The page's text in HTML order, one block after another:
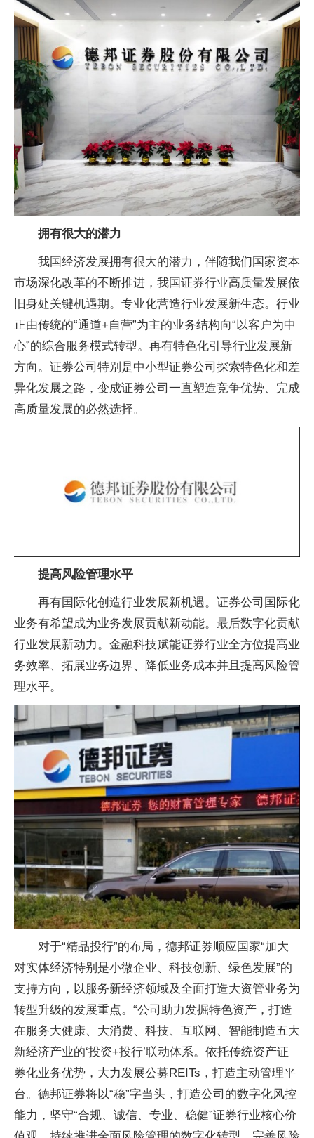
拥有很大的潜力
我国经济发展拥有很大的潜力，伴随我们 国家资本
市场深化改革的不断推进，我国证券行业高质量发展依
旧身处关键机遇期。专业化营造行业发展新生态。行业
正由传统的“通道+自营”为主的业务结构向“以客户为中
心”的综合服务模式转型。再有特色化引导行业发展新
方向。证券公司特别是中小型证券公司探索特色化和差
异化发展之路，变成证券公司一直塑造竞争优势、完成
高质量发展的必然选择。
提高风险管理水平
再有国际化创造行业发展新机遇。证券公司国际化
业务有希望成为业务发展贡献新动能。最后数字化贡献
行业发展新动力。 金融科技赋能证券行业全方位提高业
务效率、拓展业务边界、降低业务成本并且提高风险管
理水平。
对于“精品投行”的布局，德邦证券顺应国家“加大
对实体经济特别是小微企业、科技创新、绿色发展”的
支持方向，以服务新经济领域及全面打造大资管业务为
转型升级的发展重点。“公司助力发掘特色资产，打造
在服务大健康、大消费、科技、互联网、智能制造五大
新经济产业的‘投资+投行’联动体系。依托传统资产证
券化业务优势，大力发展公募REITs，打造主动管理平
台。德邦证券将以“稳”字当头，打造公司的数字化风控
能力，坚守“合规、诚信、专业、稳健”证券行业核心价